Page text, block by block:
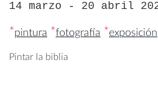
14 marzo - 20 abril
*pintura *fotografía *exposición
Pintar la biblia